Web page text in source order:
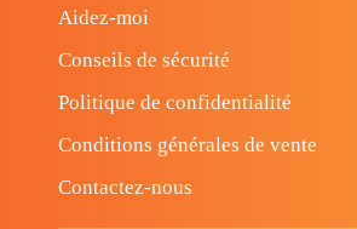
Aidez-moi
Conseils de sécurité
Politique de confidentialité
Conditions générales de vente
Contactez-nous